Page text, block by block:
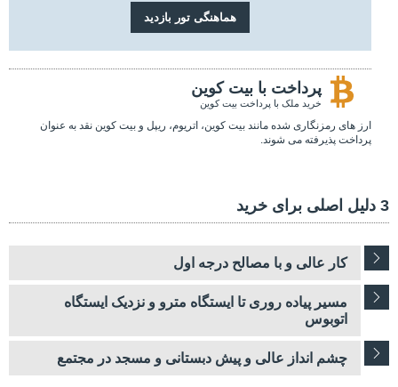
پرداخت با بیت کوین
خرید ملک با پرداخت بیت کوین
ارز های رمزنگاری شده مانند بیت کوین، اتریوم، ریپل و بیت کوین نقد به عنوان
پرداخت پذیرفته می شوند.
3 دلیل اصلی برای خرید
کار عالی و با مصالح درجه اول
مسیر پیاده روری تا ایستگاه مترو و نزدیک ایستگاه
اتوبوس
چشم انداز عالی و پیش دبستانی و مسجد در مجتمع